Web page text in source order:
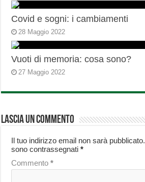
Covid e sogni: i cambiamenti
28 Maggio 2022
Vuoti di memoria: cosa sono?
27 Maggio 2022
Lascia un commento
Il tuo indirizzo email non sarà pubblicato.
sono contrassegnati*
Commento*